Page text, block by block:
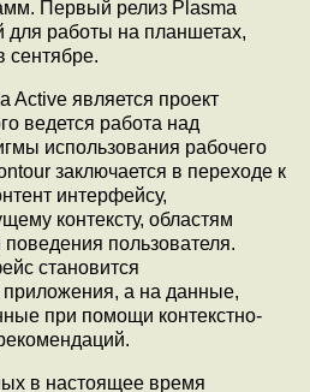
Первый релиз Plasma
для работы на планшетах,
сентябре.
Active является проект
ведется работа над
использования рабочего
заключается в переходе к
интерфейсу,
контексту, областям
пользователя.
становится
а на данные,
при помощи контекстно-
в настоящее время